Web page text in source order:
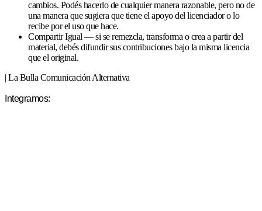
cambios. Podés hacerlo de cualquier manera razonable, pero no de
una manera que sugiera que tiene el apoyo del licenciador o lo
recibe por el uso que hace.
Compartir Igual — si se remezcla, transforma o crea a partir del
material, debés difundir sus contribuciones bajo la misma licencia
que el original.
| La Bulla Comunicación Alternativa
Integramos: